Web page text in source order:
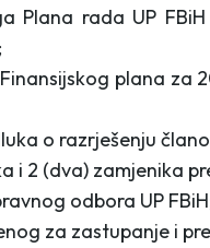
rada UP FBiH
plana za
o razrješenju
i 2 (dva) zamjenika
odbora UP
za zastupanje i